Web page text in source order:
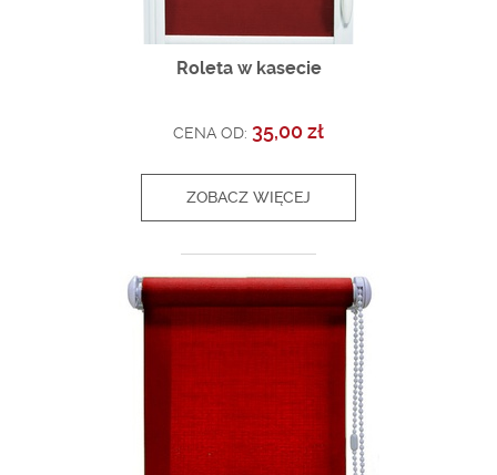
Roleta w kasecie
CENA OD: 35,00 zł
ZOBACZ WIĘCEJ